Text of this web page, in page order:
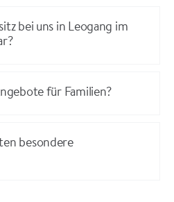
bei uns in Leogang im
für Familien?
besondere